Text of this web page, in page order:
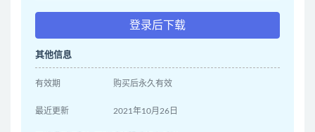
登录后下载
其他信息
有效期 购买后永久有效
最近更新 2021年10月26日